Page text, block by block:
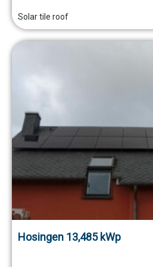
Solar tile roof
Hosingen 13,485 kWp